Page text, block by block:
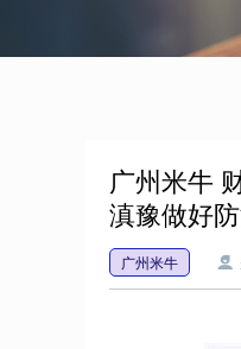
广州米牛
滇豫做好
广州米牛